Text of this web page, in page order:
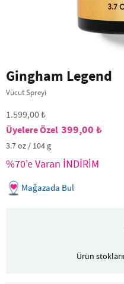
Gingham Legend
Vücut Spreyi
1.599,00 ₺
399,00 ₺
3.7 oz / 104 g
%70'e Varan İNDİRİM
Mağazada Bul
Ürün